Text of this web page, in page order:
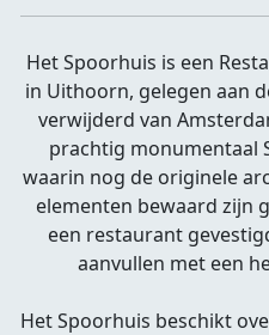
Het Spoorhuis is een
in Uithoorn, gelegen aan
verwijderd van
prachtig monumentaal
waarin nog de originele
elementen bewaard zijn
een restaurant
aanvullen met een
Het Spoorhuis beschikt